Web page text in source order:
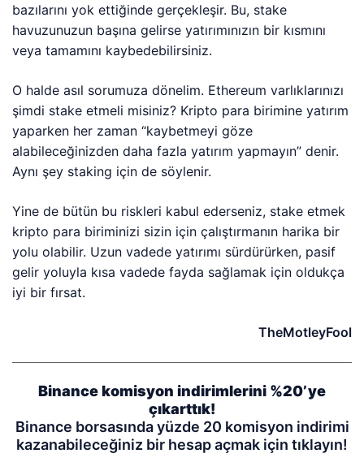
bazılarını yok ettiğinde gerçekleşir. Bu, stake
havuzunuzun başına gelirse yatırımınızın bir kısmını
veya tamamını kaybedebilirsiniz.
O halde asıl sorumuza dönelim. Ethereum varlıklarınızı
şimdi stake etmeli misiniz? Kripto para birimine yatırım
yaparken her zaman “kaybetmeyi göze
alabileceğinizden daha fazla yatırım yapmayın” denir.
Aynı şey staking için de söylenir.
Yine de bütün bu riskleri kabul ederseniz, stake etmek
kripto para biriminizi sizin için çalıştırmanın harika bir
yolu olabilir. Uzun vadede yatırımı sürdürürken, pasif
gelir yoluyla kısa vadede fayda sağlamak için oldukça
iyi bir fırsat.
TheMotleyFool
Binance komisyon indirimlerini %20’ye
çıkarttık!
Binance borsasında yüzde 20 komisyon indirimi
kazanabileceğiniz bir hesap açmak için tıklayın!